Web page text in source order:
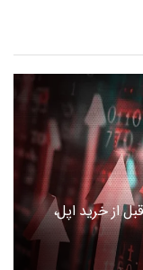
از خرید اپل،